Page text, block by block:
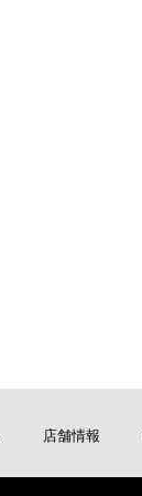
店舗情報